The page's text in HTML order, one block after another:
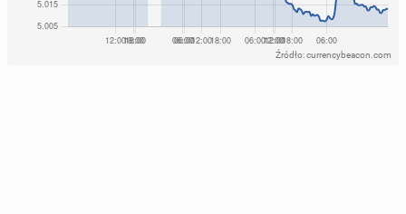
Źródło: currencybeacon.com